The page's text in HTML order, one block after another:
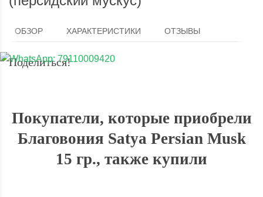
ОБЗОР ХАРАКТЕРИСТИКИ ОТЗЫВЫ
Поделиться!
Покупатели, которые приобрели
Благовония Satya Persian Musk
15 гр., также купили